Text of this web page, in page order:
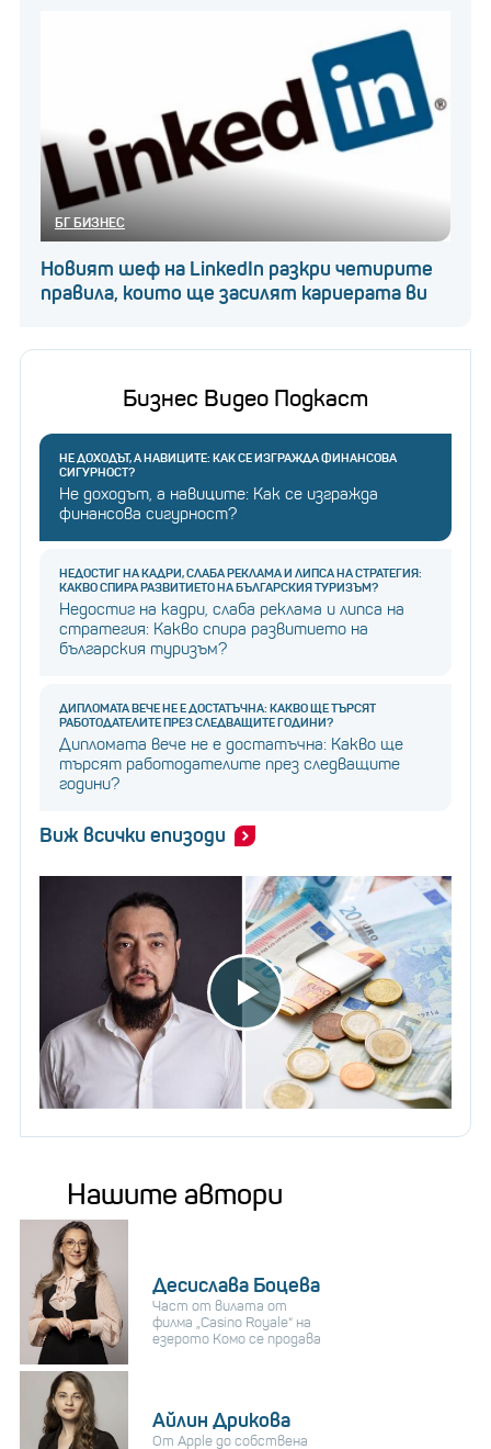
БГ БИЗНЕС
Новият шеф на LinkedIn разкри четирите
правила, които ще засилят кариерата ви
Бизнес Видео Подкаст
НЕ ДОХОДЪТ, А НАВИЦИТЕ: КАК СЕ ИЗГРАЖДА ФИНАНСОВА
СИГУРНОСТ?
Не доходът, а навиците: Как се изгражда
финансова сигурност?
НЕДОСТИГ НА КАДРИ, СЛАБА РЕКЛАМА И ЛИПСА НА СТРАТЕГИЯ:
КАКВО СПИРА РАЗВИТИЕТО НА БЪЛГАРСКИЯ ТУРИЗЪМ?
Недостиг на кадри, слаба реклама и липса на
стратегия: Какво спира развитието на
българския туризъм?
ДИПЛОМАТА ВЕЧЕ НЕ Е ДОСТАТЪЧНА: КАКВО ЩЕ ТЪРСЯТ
РАБОТОДАТЕЛИТЕ ПРЕЗ СЛЕДВАЩИТЕ ГОДИНИ?
Дипломата вече не е достатъчна: Какво ще
търсят работодателите през следващите
години?
Виж всички епизоди
Нашите автори
Десислава Боцева
Част от вилата от
филма „Casino Royale“ на
езерото Комо се продава
Айлин Дрикова
От Apple до собствена